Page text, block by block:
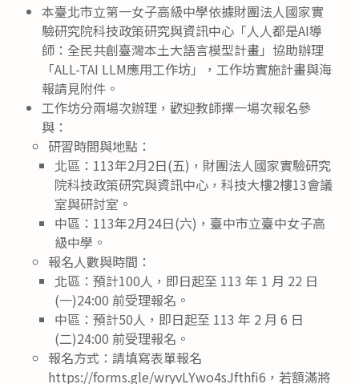
本臺北市立第一女子高級中學依據財團法人國家實
驗研究院科技政策研究與資訊中心「人人都是AI導
師：全民共創臺灣本土大語言模型計畫」協助辦理
「ALL-TAI LLM應用工作坊」，工作坊實施計畫與海
報請見附件。
工作坊分兩場次辦理，歡迎教師擇一場次報名參
與：
研習時間與地點：
北區：113年2月2日(五)，財團法人國家實驗研究
院科技政策研究與資訊中心，科技大樓2樓13會議
室與研討室。
中區：113年2月24日(六)，臺中市立臺中女子高
級中學。
報名人數與時間：
北區：預計100人，即日起至 113 年 1 月 22 日
(一)24:00 前受理報名。
中區：預計50人，即日起至 113 年 2 月 6 日
(二)24:00 前受理報名。
報名方式：請填寫表單報名
https://forms.gle/wryvLYwo4sJfthfi6，若額滿將